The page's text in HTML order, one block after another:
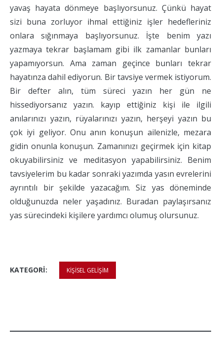
yavaş hayata dönmeye başlıyorsunuz. Çünkü hayat
sizi buna zorluyor ihmal ettiğiniz işler hedefleriniz
onlara sığınmaya başlıyorsunuz. İşte benim yazı
yazmaya tekrar başlamam gibi ilk zamanlar bunları
yapamıyorsun. Ama zaman geçince bunları tekrar
hayatınza dahil ediyorun. Bir tavsiye vermek istiyorum.
Bir defter alın, tüm süreci yazın her gün ne
hissediyorsanız yazın. kayıp ettiğiniz kişi ile ilgili
anılarınızı yazın, rüyalarınızı yazın, herşeyi yazın bu
çok iyi geliyor. Onu anın konuşun ailenizle, mezara
gidin onunla konuşun. Zamanınızı geçirmek için kitap
okuyabilirsiniz ve meditasyon yapabilirsiniz. Benim
tavsiyelerim bu kadar sonraki yazımda yasın evrelerini
ayrıntılı bir şekilde yazacağım. Siz yas döneminde
olduğunuzda neler yaşadınız. Buradan paylaşırsanız
yas sürecindeki kişilere yardımcı olumuş olursunuz.
KATEGORI: KIŞISEL GELIŞIM